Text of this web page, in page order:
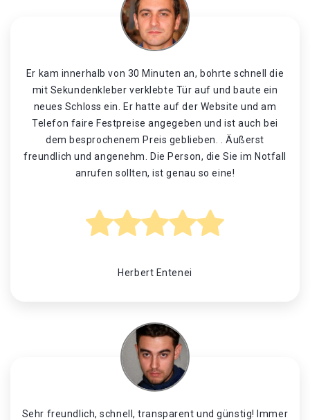
Er kam innerhalb von 30 Minuten an, bohrte schnell die
mit Sekundenkleber verklebte Tür auf und baute ein
neues Schloss ein. Er hatte auf der Website und am
Telefon faire Festpreise angegeben und ist auch bei
dem besprochenem Preis geblieben. . Äußerst
freundlich und angenehm. Die Person, die Sie im Notfall
anrufen sollten, ist genau so eine!
Herbert Entenei
Sehr freundlich, schnell, transparent und günstig! Immer